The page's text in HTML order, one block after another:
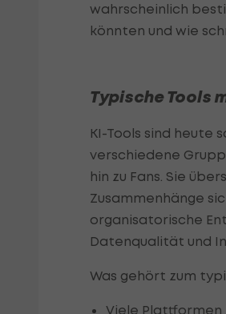
wahrscheinlich
könnten und wie
Typische Tools
KI-Tools sind heute
verschiedene
hin zu Fans. Sie
Zusammenhänge
organisatorische
Datenqualität und
Was gehört zum
Viele Plattformen